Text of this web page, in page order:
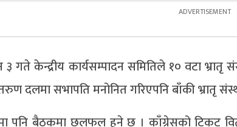
गते केन्द्रीय कार्यसम्पादन समितिले १० वटा
दलमा सभापति मनोनित गरिएपनि बाँकी भ्रातृ